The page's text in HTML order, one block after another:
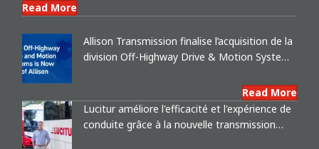
Read More
Allison Transmission finalise l’acquisition de la
division Off-Highway Drive & Motion Systems
Read More
Lucitur améliore l'efficacité et l'expérience de
conduite grâce à la nouvelle transmission